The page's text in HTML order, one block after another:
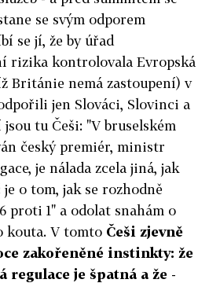
se svým odporem
se jí, že by úřad
rizika kontrolovala Evropská
Británie nemá zastoupení) v
jen Slováci, Slovinci a
tu Češi: "V bruselském
český premiér, ministr
je nálada zcela jiná, jak
o tom, jak se rozhodně
proti 1" a odolat snahám o
kouta. V tomto Češi zjevně
zakořeněné instinkty: že
regulace je špatná a že -